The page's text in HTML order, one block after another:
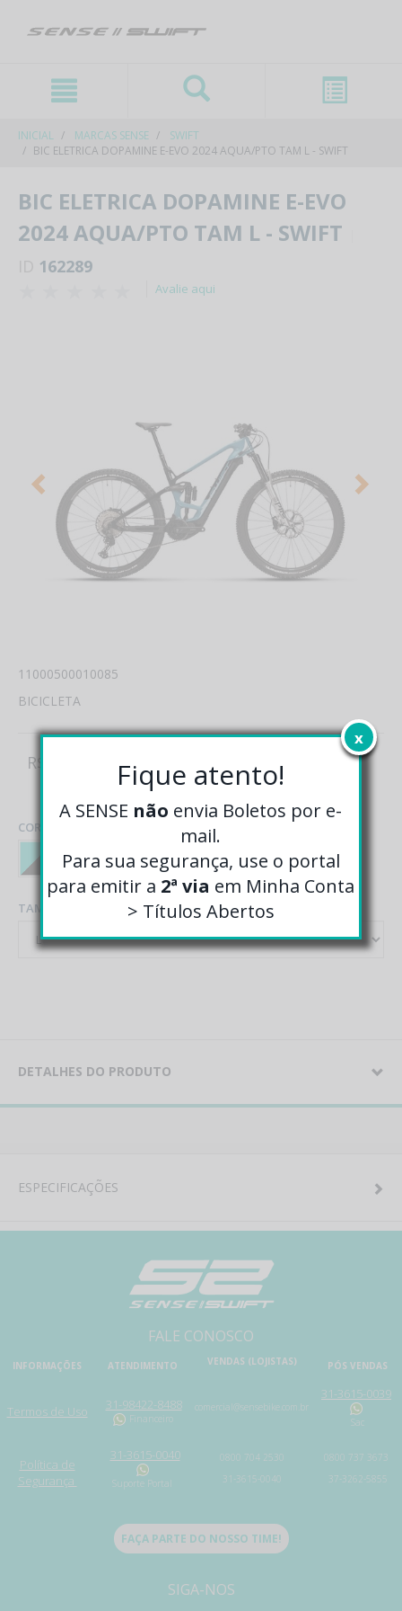
INICIAL MARCAS SENSE
SWIFT
BIC ELETRICA DOPAMINE E-EVO 2024 AQUA/PTO TAM L - SWIFT
BIC ELETRICA DOPAMINE E-EVO
2024 AQUA/PTO TAM L - SWIFT
162289
Avalie aqui
11000500010085
BICICLETA
R$ 39.990,00
COR
TAMANHO
DETALHES DO PRODUTO
ESPECIFICAÇÕES
FALE CONOSCO
INFORMAÇÕES ATENDIMENTO VENDAS (LOJISTAS) PÓS VENDAS
Termos de Uso 31-98422-8488
Financeiro
comercial@sensebike.com.br
31-3615-0039
Sac
Política de
Segurança
31-3615-0040
Suporte Portal
0800 704 2530
31-3615-0040
0800 737 3673
37-3262-5855
FAÇA PARTE DO NOSSO TIME!
SIGA-NOS
x
Fique atento!
A SENSE não envia Boletos por e-
mail.
Para sua segurança, use o portal
para emitir a 2ª via em Minha Conta
> Títulos Abertos